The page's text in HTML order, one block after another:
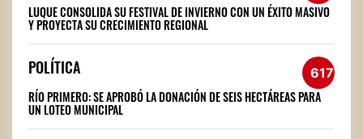
LUQUE CONSOLIDA SU FESTIVAL DE INVIERNO CON UN ÉXITO MASIVO
Y PROYECTA SU CRECIMIENTO REGIONAL
POLÍTICA 617
RÍO PRIMERO: SE APROBÓ LA DONACIÓN DE SEIS HECTÁREAS PARA
UN LOTEO MUNICIPAL